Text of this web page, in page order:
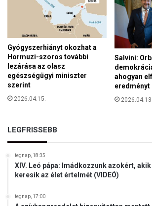
Gyógyszerhiányt okozhat a
Hormuzi-szoros további
lezárása az olasz
egészségügyi miniszter
szerint
2026.04.15.
Salvini:
ahogyan
eredményt
2026.04.13.
LEGFRISSEBB
tegnap, 18:35
XIV. Leó pápa: Imádkozzunk azokért,
keresik az élet értelmét (VIDEÓ)
tegnap, 17:00